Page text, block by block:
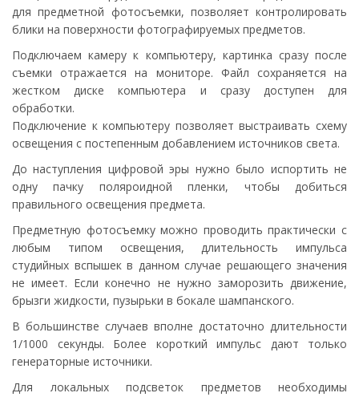
для предметной фотосъемки, позволяет контролировать
блики на поверхности фотографируемых предметов.
Подключаем камеру к компьютеру, картинка сразу после
съемки отражается на мониторе. Файл сохраняется на
жестком диске компьютера и сразу доступен для
обработки.
Подключение к компьютеру позволяет выстраивать схему
освещения с постепенным добавлением источников света.
До наступления цифровой эры нужно было испортить не
одну пачку поляроидной пленки, чтобы добиться
правильного освещения предмета.
Предметную фотосъемку можно проводить практически с
любым типом освещения, длительность импульса
студийных вспышек в данном случае решающего значения
не имеет. Если конечно не нужно заморозить движение,
брызги жидкости, пузырьки в бокале шампанского.
В большинстве случаев вполне достаточно длительности
1/1000 секунды. Более короткий импульс дают только
генераторные источники.
Для локальных подсветок предметов необходимы